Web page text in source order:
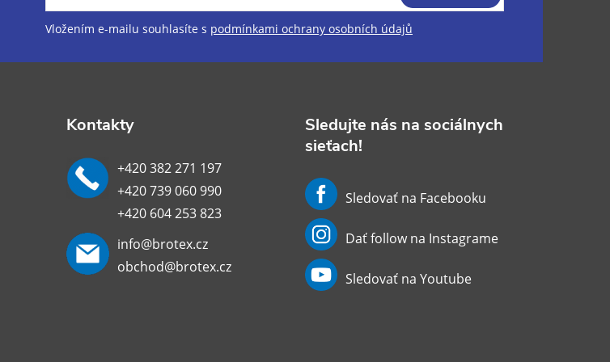
Vložením e-mailu souhlasíte s podmínkami ochrany osobních údajů
Kontakty
+420 382 271 197
+420 739 060 990
+420 604 253 823
info@brotex.cz
obchod@brotex.cz
Sledujte nás na sociálnych
sieťach!
Sledovať na Facebooku
Dať follow na Instagrame
Sledovať na Youtube